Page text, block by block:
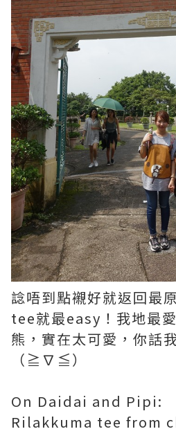
諗唔到點襯好就返回最
tee就最easy！我地最
熊，實在太可愛，你話
（≧∇≦）
On Daidai and Pipi:
Rilakkuma tee from